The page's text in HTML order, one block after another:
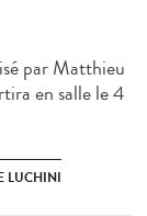
par Matthieu
en salle le 4
LUCHINI